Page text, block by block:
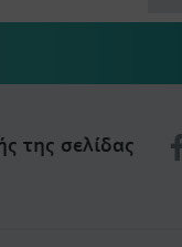
της σελίδας